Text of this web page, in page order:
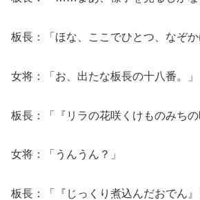
板長：「ほな、ここでひとつ、なぞか
女将：「お、出たな板長の十八番。」
板長：「『リラの花咲くけものみちの
女将：「うんうん？」
板長：「『じっくり煮込んだおでん』